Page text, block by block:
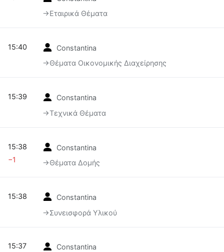
→‎Εταιρικά Θέματα
Constantina
→‎Θέματα Οικονομικής Διαχείρησης
15:40
Constantina
→‎Τεχνικά Θέματα
15:39
Constantina
→‎Θέματα Δομής
15:38
−1
Constantina
→‎Συνεισφορά Υλικού
15:38
Constantina
15:37